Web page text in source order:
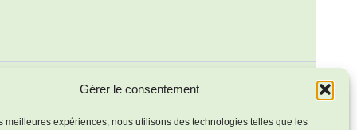
Gérer le consentement
meilleures expériences, nous utilisons des technologies telles que les
Évènements